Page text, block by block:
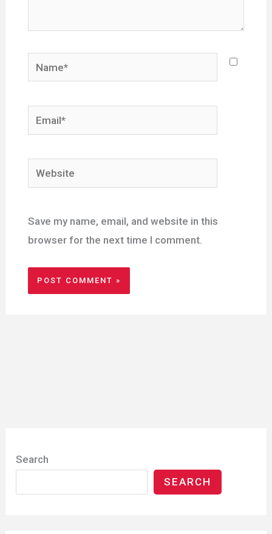
Name*
Email*
Website
Save my name, email, and website in this
browser for the next time I comment.
Search
SEARCH